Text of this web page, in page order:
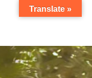
Translate »